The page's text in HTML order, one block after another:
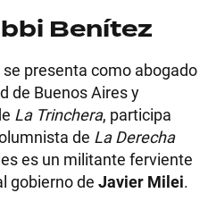
Benítez
presenta como abogado
de Buenos Aires y
La Trinchera, participa
de La Derecha
es un militante ferviente
gobierno de Javier Milei.